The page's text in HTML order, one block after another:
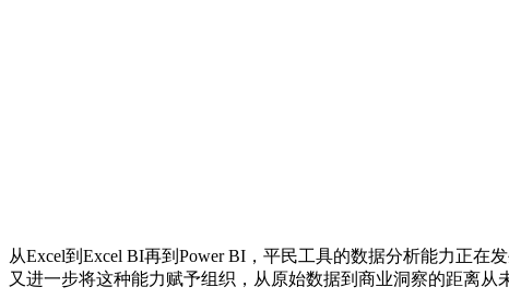
从Excel到Excel BI再到Power BI，平民工具的数据分析能力正
又进一步将这种能力赋予组织，从原始数据到商业洞察的距离从